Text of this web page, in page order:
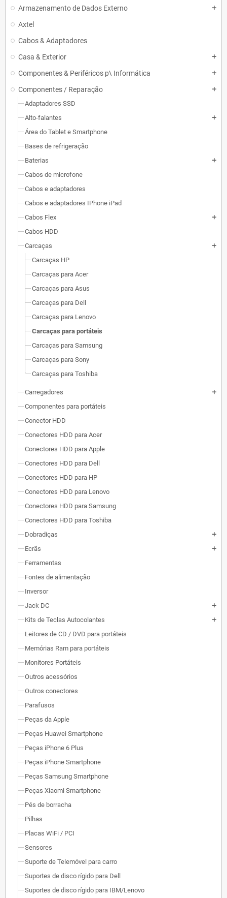
Armazenamento de Dados Externo add
Axtel
Cabos & Adaptadores
Casa & Exterior
add
Componentes & Periféricos p\ Informática add
Componentes / Reparação add
Adaptadores SSD
Alto-falantes
add
Área do Tablet e Smartphone
Bases de refrigeração
Baterias
add
Cabos de microfone
Cabos e adaptadores
Cabos e adaptadores IPhone iPad
Cabos Flex
add
Cabos HDD
Carcaças
add
Carcaças HP
Carcaças para Acer
Carcaças para Asus
Carcaças para Dell
Carcaças para Lenovo
Carcaças para portáteis
Carcaças para Samsung
Carcaças para Sony
Carcaças para Toshiba
Carregadores add
Componentes para portáteis
Conector HDD
Conectores HDD para Acer
Conectores HDD para Apple
Conectores HDD para Dell
Conectores HDD para HP
Conectores HDD para Lenovo
Conectores HDD para Samsung
Conectores HDD para Toshiba
Dobradiças
add
Ecrãs add
Ferramentas
Fontes de alimentação
Inversor
Jack DC
add
Kits de Teclas Autocolantes add
Leitores de CD / DVD para portáteis
Memórias Ram para portáteis
Monitores Portáteis
Outros acessórios
Outros conectores
Parafusos
Peças da Apple
Peças Huawei Smartphone
Peças iPhone 6 Plus
Peças iPhone Smartphone
Peças Samsung Smartphone
Peças Xiaomi Smartphone
Pés de borracha
Pilhas
Placas WiFi / PCI
Sensores
Suporte de Telemóvel para carro
Suportes de disco rígido para Dell
Suportes de disco rígido para IBM/Lenovo